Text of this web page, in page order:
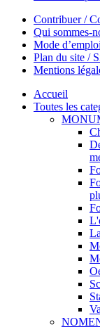
Contribuer /
Qui sommes-
Mode
Plan du site /
Mentions
Accueil
Toutes les